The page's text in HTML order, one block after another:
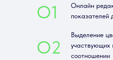
Онлайн
показателей
О1
Выделение
участвующих
соотношении
О2